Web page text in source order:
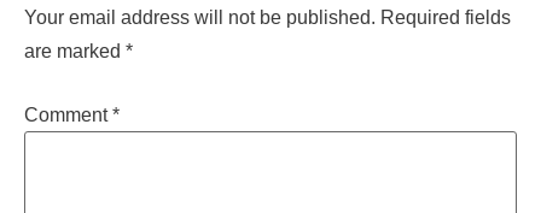
Your email address will not be published. Required fields
are marked *
Comment*